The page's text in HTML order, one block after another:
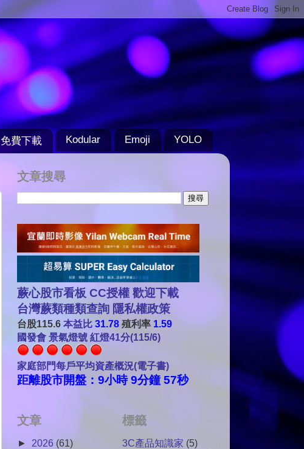
免費下載 Kodular Emoji YOLO
文章搜尋
蕨心股市看板 CC授權 歡迎下載
台灣蕨類種類查詢 隱私權政策
台股115.6 本益比 31.78 殖利率 1.59
國發會 景氣燈號 紅燈41分(115/6)
家庭部門每戶平均資產概況(電子書)
距離股市開盤：9小時 9分鐘 56秒
文章
► 2026 (61)
標籤
3C產品知識家 (5)